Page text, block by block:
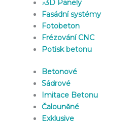
»3D Panely
Fasádní systémy
Fotobeton
Frézování CNC
Potisk betonu
Betonové
Sádrové
Imitace Betonu
Čalouněné
Exklusive